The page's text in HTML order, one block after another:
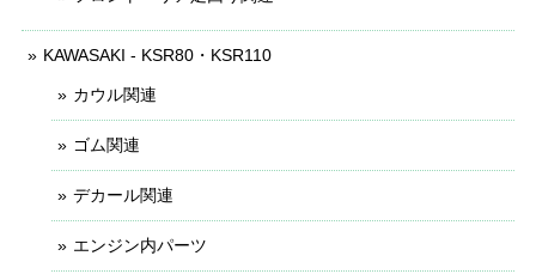
KAWASAKI - KSR80・KSR110
カウル関連
ゴム関連
デカール関連
エンジン内パーツ